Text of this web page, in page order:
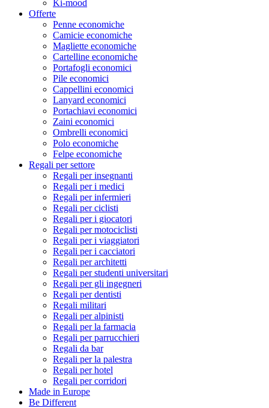
Ki-mood
Offerte
Penne economiche
Camicie economiche
Magliette economiche
Cartelline economiche
Portafogli economici
Pile economici
Cappellini economici
Lanyard economici
Portachiavi economici
Zaini economici
Ombrelli economici
Polo economiche
Felpe economiche
Regali per settore
Regali per insegnanti
Regali per i medici
Regali per infermieri
Regali per ciclisti
Regali per i giocatori
Regali per motociclisti
Regali per i viaggiatori
Regali per i cacciatori
Regali per architetti
Regali per studenti universitari
Regali per gli ingegneri
Regali per dentisti
Regali militari
Regali per alpinisti
Regali per la farmacia
Regali per parrucchieri
Regali da bar
Regali per la palestra
Regali per hotel
Regali per corridori
Made in Europe
Be Different